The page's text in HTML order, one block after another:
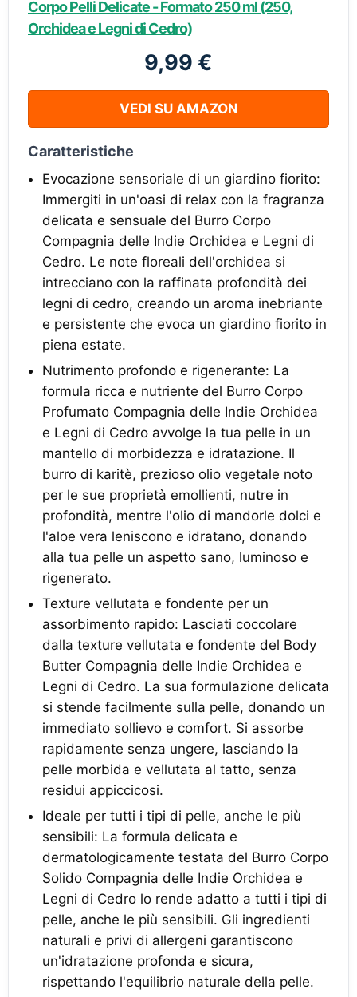
Corpo Pelli Delicate - Formato 250 ml (250,
Orchidea e Legni di Cedro)
9,99 €
VEDI SU AMAZON
Caratteristiche
Evocazione sensoriale di un giardino fiorito:
Immergiti in un'oasi di relax con la fragranza
delicata e sensuale del Burro Corpo
Compagnia delle Indie Orchidea e Legni di
Cedro. Le note floreali dell'orchidea si
intrecciano con la raffinata profondità dei
legni di cedro, creando un aroma inebriante
e persistente che evoca un giardino fiorito in
piena estate.
Nutrimento profondo e rigenerante: La
formula ricca e nutriente del Burro Corpo
Profumato Compagnia delle Indie Orchidea
e Legni di Cedro avvolge la tua pelle in un
mantello di morbidezza e idratazione. Il
burro di karitè, prezioso olio vegetale noto
per le sue proprietà emollienti, nutre in
profondità, mentre l'olio di mandorle dolci e
l'aloe vera leniscono e idratano, donando
alla tua pelle un aspetto sano, luminoso e
rigenerato.
Texture vellutata e fondente per un
assorbimento rapido: Lasciati coccolare
dalla texture vellutata e fondente del Body
Butter Compagnia delle Indie Orchidea e
Legni di Cedro. La sua formulazione delicata
si stende facilmente sulla pelle, donando un
immediato sollievo e comfort. Si assorbe
rapidamente senza ungere, lasciando la
pelle morbida e vellutata al tatto, senza
residui appiccicosi.
Ideale per tutti i tipi di pelle, anche le più
sensibili: La formula delicata e
dermatologicamente testata del Burro Corpo
Solido Compagnia delle Indie Orchidea e
Legni di Cedro lo rende adatto a tutti i tipi di
pelle, anche le più sensibili. Gli ingredienti
naturali e privi di allergeni garantiscono
un'idratazione profonda e sicura,
rispettando l'equilibrio naturale della pelle.